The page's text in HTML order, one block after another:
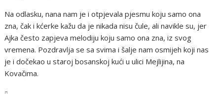
Na odlasku, nana nam je i otpjevala pjesmu koju samo ona
zna, čak i kćerke kažu da je nikada nisu čule, ali navikle su, jer
Ajka često zapjeva melodiju koju samo ona zna, iz svog
vremena. Pozdravlja se sa svima i šalje nam osmijeh koji nas
je i dočekao u staroj bosanskoj kući u ulici Mejlijina, na
Kovačima.